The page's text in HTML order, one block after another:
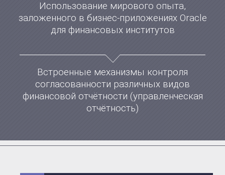
Использование мирового опыта,
заложенного в бизнес-приложениях Oracle
для финансовых институтов
Встроенные механизмы контроля
согласованности различных видов
финансовой отчётности (управленческая
отчётность)